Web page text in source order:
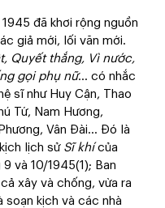
đã khơi rộng nguồn
giả mới, lối văn mới.
Quyết thắng, Vì nước,
gọi phụ nữ… có nhắc
sĩ như Huy Cận, Thao
Tứ, Nam Hương,
Vân Đài… Đó là
lịch sử Sĩ khícủa
và 10/1945(1); Ban
xây và chống, vừa ra
soạn kịch và các nhà